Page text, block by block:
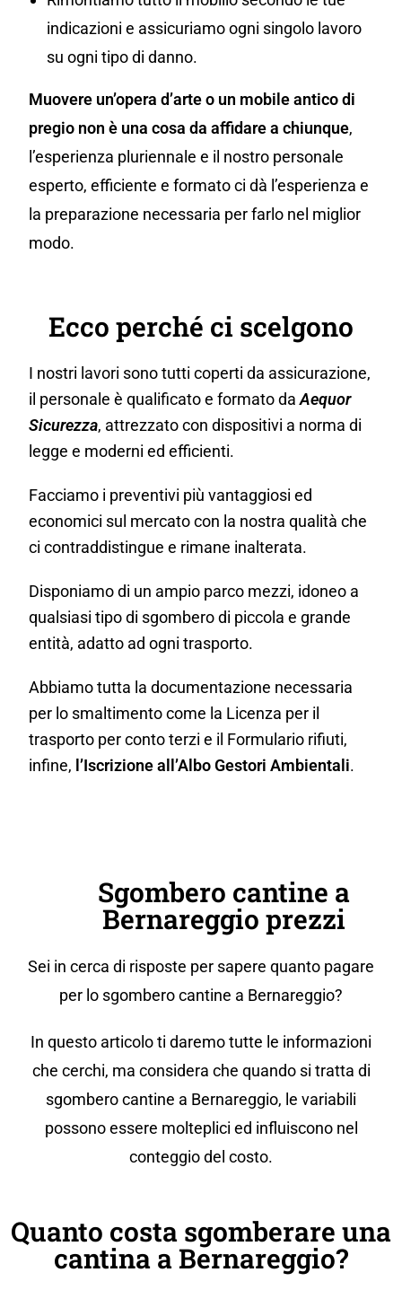
indicazioni e assicuriamo ogni singolo lavoro
su ogni tipo di danno.
Muovere un’opera d’arte o un mobile antico di
pregio non è una cosa da affidare a chiunque,
l’esperienza pluriennale e il nostro personale
esperto, efficiente e formato ci dà l’esperienza e
la preparazione necessaria per farlo nel miglior
modo.
Ecco perché ci scelgono
I nostri lavori sono tutti coperti da assicurazione,
il personale è qualificato e formato daAequor
Sicurezza, attrezzato con dispositivi a norma di
legge e moderni ed efficienti.
Facciamo i preventivi più vantaggiosi ed
economici sul mercato con la nostra qualità che
ci contraddistingue e rimane inalterata.
Disponiamo di un ampio parco mezzi, idoneo a
qualsiasi tipo di sgombero di piccola e grande
entità, adatto ad ogni trasporto.
Abbiamo tutta la documentazione necessaria
per lo smaltimento come la Licenza per il
trasporto per conto terzi e il Formulario rifiuti,
infine, l’Iscrizione all’Albo Gestori Ambientali.
Sgombero cantine a
Bernareggio prezzi
Sei in cerca di risposte per sapere quanto pagare
per lo sgombero cantine a Bernareggio?
In questo articolo ti daremo tutte le informazioni
che cerchi, ma considera che quando si tratta di
sgombero cantine a Bernareggio, le variabili
possono essere molteplici ed influiscono nel
conteggio del costo.
Quanto costa sgomberare una
cantina a Bernareggio?